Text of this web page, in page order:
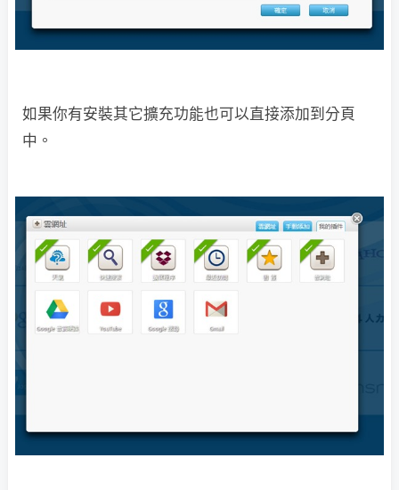
如果你有安裝其它擴充功能也可以直接添加到分頁
中。